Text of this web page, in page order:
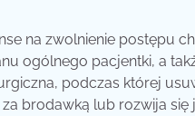
na zwolnienie postępu
ogólnego pacjentki, a
podczas której
brodawką lub rozwija